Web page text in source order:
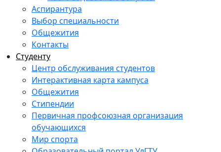
Аспирантура
Выбор специальности
Общежития
Контакты
Студенту
Центр обслуживания студентов
Интерактивная карта кампуса
Общежития
Стипендии
Первичная профсоюзная организация
обучающихся
Мир спорта